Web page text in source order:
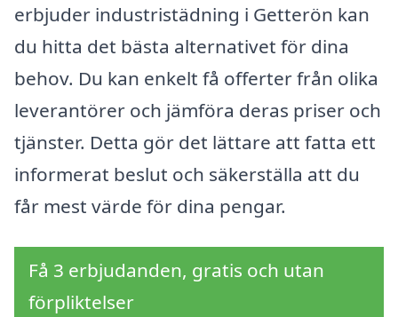
erbjuder industristädning i Getterön kan
du hitta det bästa alternativet för dina
behov. Du kan enkelt få offerter från olika
leverantörer och jämföra deras priser och
tjänster. Detta gör det lättare att fatta ett
informerat beslut och säkerställa att du
får mest värde för dina pengar.
Få 3 erbjudanden, gratis och utan
förpliktelser